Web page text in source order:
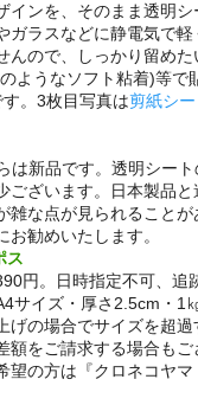
インを、そのまま透明
ガラスなどに静電気で
んので、しっかり留め
ようなソフト粘着)等で
。3枚目写真は剪紙シ
は新品です。透明シート
ございます。日本製品
雑な点が見られること
勧めいたします。
ス
円。日時指定不可、追
サイズ・厚さ2.5cm・1
げの場合でサイズを超
額をご請求する場合もご
望の方は『クロネコヤ